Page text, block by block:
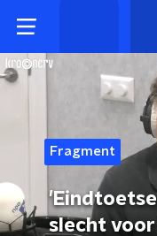
Fragment
slecht